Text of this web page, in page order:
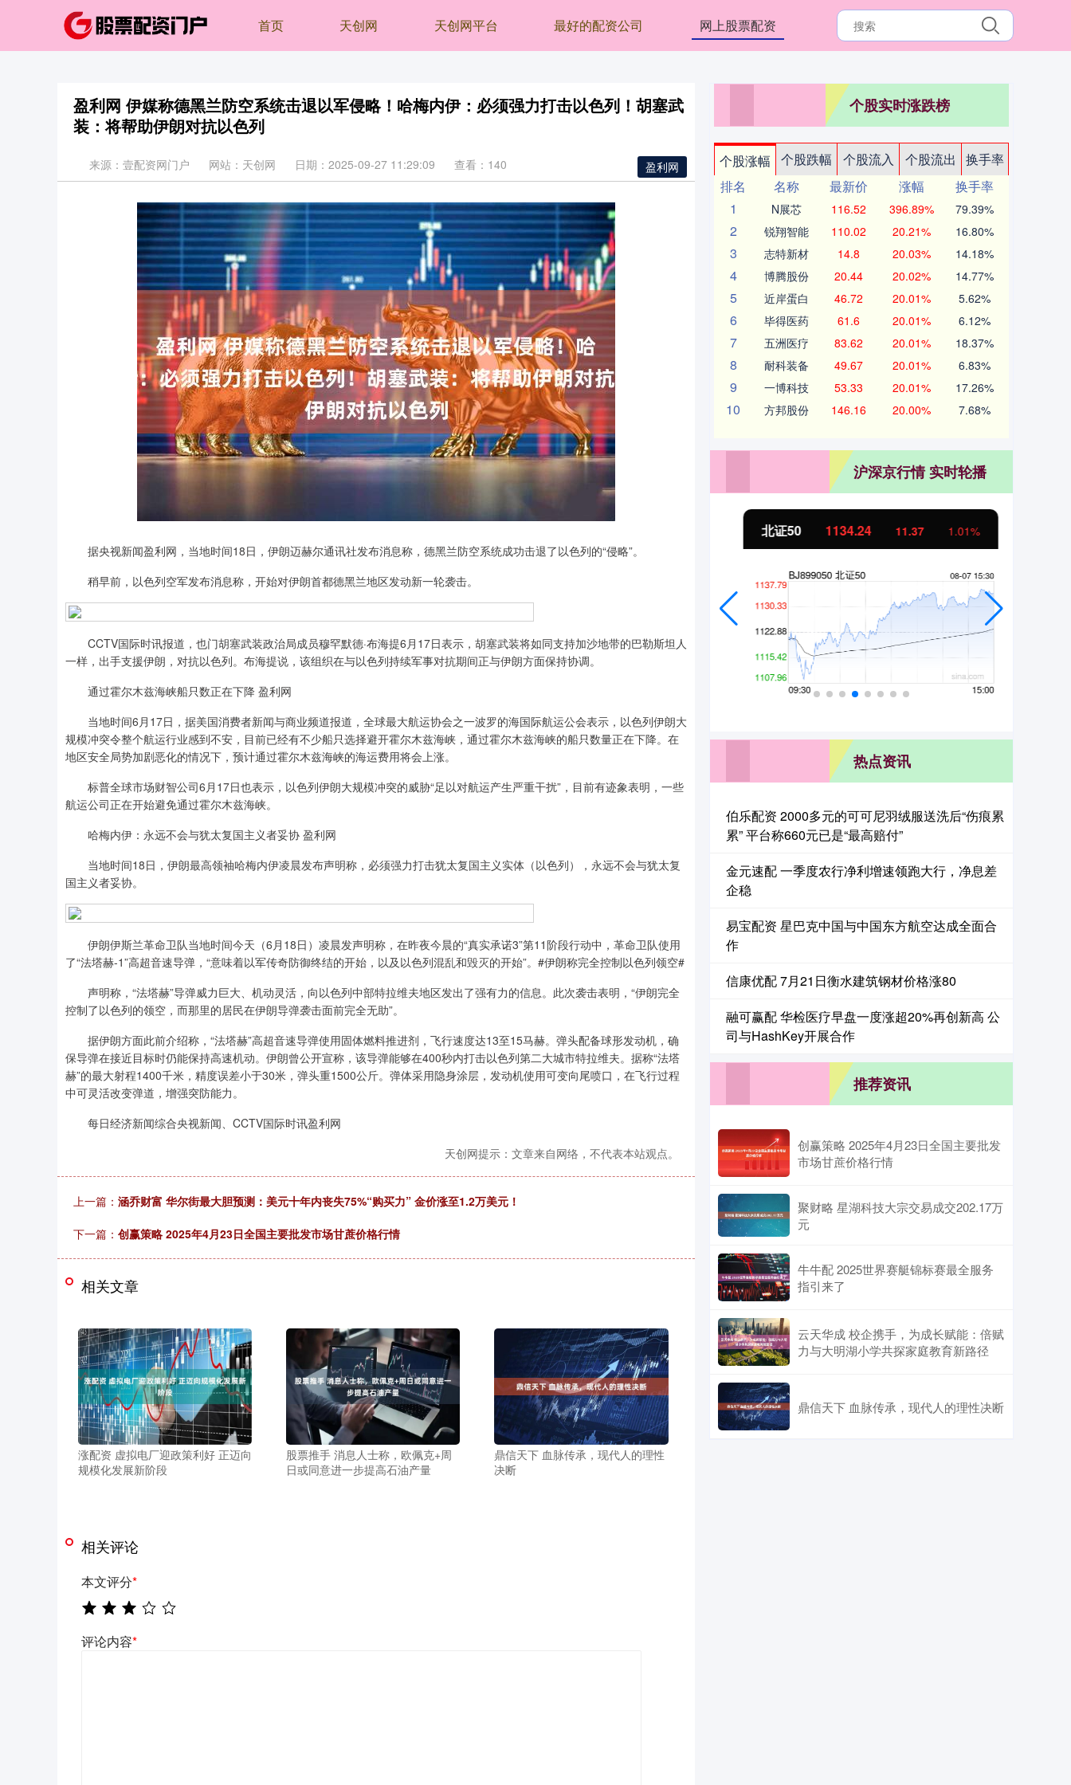
首页 天创网 天创网平台 最好的配资公司 网上股票配资
盈利网 伊媒称德黑兰防空系统击退以军侵略！哈梅内伊：必须强力打击以色列！胡塞武
装：将帮助伊朗对抗以色列
盈利网
来源：壹配资网门户 网站：天创网 日期：2025-09-27 11:29:09 查看：140
据央视新闻盈利网，当地时间18日，伊朗迈赫尔通讯社发布消息称，德黑兰防空系统成功击退了以色列的“侵略”。
稍早前，以色列空军发布消息称，开始对伊朗首都德黑兰地区发动新一轮袭击。
CCTV国际时讯报道，也门胡塞武装政治局成员穆罕默德·布海提6月17日表示，胡塞武装将如同支持加沙地带的巴勒斯坦人
一样，出手支援伊朗，对抗以色列。布海提说，该组织在与以色列持续军事对抗期间正与伊朗方面保持协调。
通过霍尔木兹海峡船只数正在下降 盈利网
当地时间6月17日，据美国消费者新闻与商业频道报道，全球最大航运协会之一波罗的海国际航运公会表示，以色列伊朗大
规模冲突令整个航运行业感到不安，目前已经有不少船只选择避开霍尔木兹海峡，通过霍尔木兹海峡的船只数量正在下降。在
地区安全局势加剧恶化的情况下，预计通过霍尔木兹海峡的海运费用将会上涨。
标普全球市场财智公司6月17日也表示，以色列伊朗大规模冲突的威胁“足以对航运产生严重干扰”，目前有迹象表明，一些
航运公司正在开始避免通过霍尔木兹海峡。
哈梅内伊：永远不会与犹太复国主义者妥协 盈利网
当地时间18日，伊朗最高领袖哈梅内伊凌晨发布声明称，必须强力打击犹太复国主义实体（以色列），永远不会与犹太复
国主义者妥协。
伊朗伊斯兰革命卫队当地时间今天（6月18日）凌晨发声明称，在昨夜今晨的“真实承诺3”第11阶段行动中，革命卫队使用
了“法塔赫-1”高超音速导弹，“意味着以军传奇防御终结的开始，以及以色列混乱和毁灭的开始”。#伊朗称完全控制以色列领空#
声明称，“法塔赫”导弹威力巨大、机动灵活，向以色列中部特拉维夫地区发出了强有力的信息。此次袭击表明，“伊朗完全
控制了以色列的领空，而那里的居民在伊朗导弹袭击面前完全无助”。
据伊朗方面此前介绍称，“法塔赫”高超音速导弹使用固体燃料推进剂，飞行速度达13至15马赫。弹头配备球形发动机，确
保导弹在接近目标时仍能保持高速机动。伊朗曾公开宣称，该导弹能够在400秒内打击以色列第二大城市特拉维夫。据称“法塔
赫”的最大射程1400千米，精度误差小于30米，弹头重1500公斤。弹体采用隐身涂层，发动机使用可变向尾喷口，在飞行过程
中可灵活改变弹道，增强突防能力。
每日经济新闻综合央视新闻、CCTV国际时讯盈利网
天创网提示：文章来自网络，不代表本站观点。
上一篇： 涵乔财富 华尔街最大胆预测：美元十年内丧失75%“购买力” 金价涨至1.2万美元！
下一篇： 创赢策略 2025年4月23日全国主要批发市场甘蔗价格行情
相关文章
涨配资 虚拟电厂迎政策利好 正迈向
规模化发展新阶段
股票推手 消息人士称，欧佩克+周
日或同意进一步提高石油产量
鼎信天下 血脉传承，现代人的理性
决断
相关评论
本文评分*
评论内容*
个股实时涨跌榜
个股涨幅 个股跌幅 个股流入 个股流出
换手率
排名
名称 最新价 涨幅
换手率
1
N展芯 116.52 396.89% 79.39%
2 锐翔智能 110.02 20.21% 16.80%
3 志特新材 14.8 20.03% 14.18%
4 博腾股份 20.44 20.02% 14.77%
5 近岸蛋白 46.72 20.01% 5.62%
6 毕得医药 61.6 20.01% 6.12%
7 五洲医疗 83.62 20.01% 18.37%
8 耐科装备 49.67 20.01% 6.83%
9 一博科技 53.33 20.01% 17.26%
10 方邦股份 146.16 20.00% 7.68%
沪深京行情 实时轮播
北证50 1134.24 11.37 1.01%
热点资讯
伯乐配资 2000多元的可可尼羽绒服送洗后“伤痕累
累” 平台称660元已是“最高赔付”
金元速配 一季度农行净利增速领跑大行，净息差
企稳
易宝配资 星巴克中国与中国东方航空达成全面合
作
信康优配 7月21日衡水建筑钢材价格涨80
融可赢配 华检医疗早盘一度涨超20%再创新高 公
司与HashKey开展合作
推荐资讯
创赢策略 2025年4月23日全国主要批发
市场甘蔗价格行情
聚财略 星湖科技大宗交易成交202.17万
元
牛牛配 2025世界赛艇锦标赛最全服务
指引来了
云天华成 校企携手，为成长赋能：倍赋
力与大明湖小学共探家庭教育新路径
鼎信天下 血脉传承，现代人的理性决断